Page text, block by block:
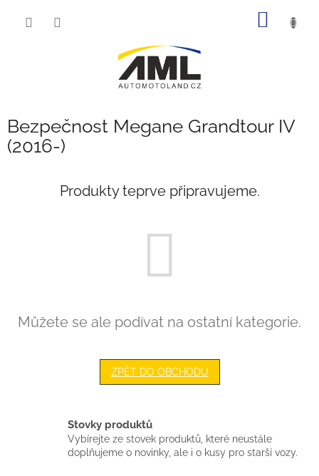
Bezpečnost Megane Grandtour IV
(2016-)
Produkty teprve připravujeme.
Můžete se ale podívat na ostatní kategorie.
ZPĚT DO OBCHODU
Stovky produktů
Vybírejte ze stovek produktů, které neustále
doplňujeme o novinky, ale i o kusy pro starší vozy.